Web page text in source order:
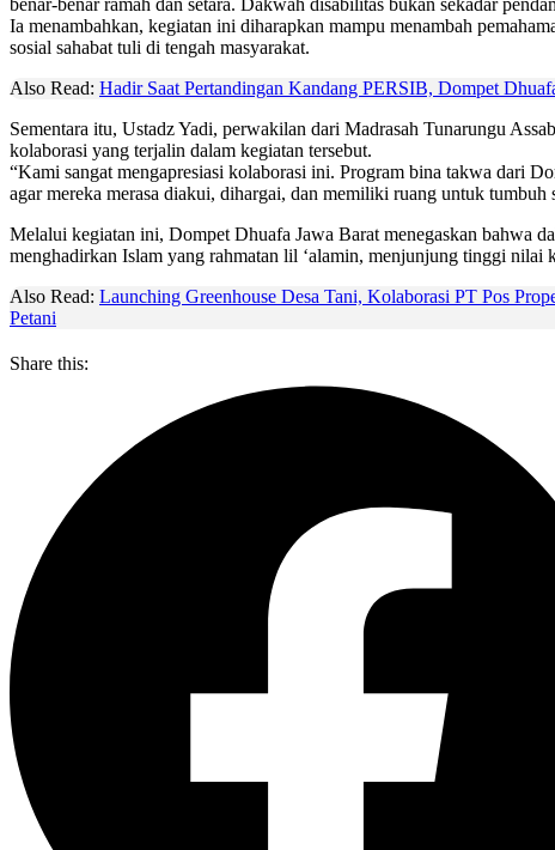
Ia menambahkan, kegiatan ini diharapkan mampu menambah
sosial sahabat tuli di tengah masyarakat.
Also Read: Hadir Saat Pertandingan Kandang PERSIB, Dompet
Sementara itu, Ustadz Yadi, perwakilan dari Madrasah Tunarungu
kolaborasi yang terjalin dalam kegiatan tersebut.
“Kami sangat mengapresiasi kolaborasi ini. Program bina takwa dari
agar mereka merasa diakui, dihargai, dan memiliki ruang untuk tumbuh
Melalui kegiatan ini, Dompet Dhuafa Jawa Barat menegaskan bahwa
menghadirkan Islam yang rahmatan lil ‘alamin, menjunjung tinggi nilai
Also Read: Launching Greenhouse Desa Tani, Kolaborasi PT Pos
Petani
Share this: